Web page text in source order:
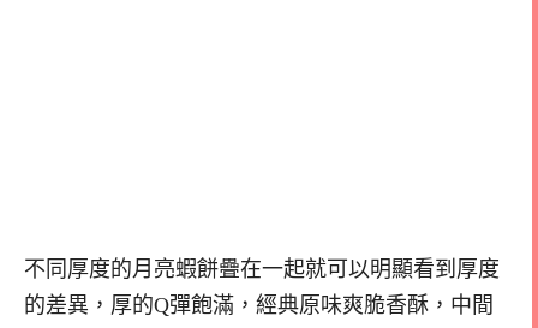
不同厚度的月亮蝦餅疊在一起就可以明顯看到厚度
的差異，厚的Q彈飽滿，經典原味爽脆香酥，中間